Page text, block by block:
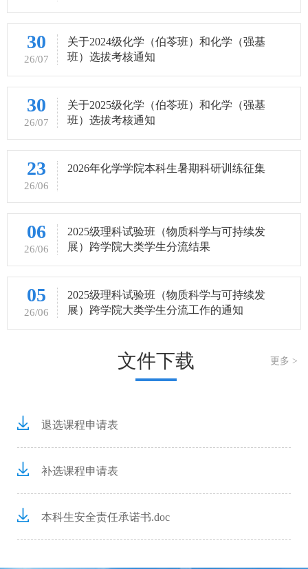
负责全院本科课程安排，发送教师聘书，组织协调学生选
课、教师调课、教室调度等课程运行相关事务。组织和管
理期末考试及国家大学英语四、六级考试等考务工作。在
校生成绩管理及外出交流学生学分、成绩认定工作。毕业
资格、学位审核工作。化学伯苓班学生的选拔、教学及学
籍管理工作。本科生双学位、主辅修管理。本科生休学、
复学、转专业、退学等学籍管理工作。组织、管理本科生
毕业论文工作。负责全院本科教材征订工作。组织、管
30
26/07
关于2024级化学（伯苓班）和化学（强基
班）选拔考核通知
30
26/07
关于2025级化学（伯苓班）和化学（强基
班）选拔考核通知
23
26/06
2026年化学学院本科生暑期科研训练征集
06
26/06
2025级理科试验班（物质科学与可持续发
展）跨学院大类学生分流结果
05
26/06
2025级理科试验班（物质科学与可持续发
展）跨学院大类学生分流工作的通知
文件下载 更多 >
退选课程申请表
补选课程申请表
本科生安全责任承诺书.doc